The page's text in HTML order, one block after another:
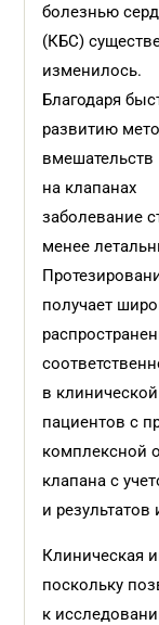
болезнью
(КБС)
изменилось.
Благодаря
развитию
вмешательств
на клапанах
заболевание
менее
получает
в
пациентов с
комплексной
клапана с
и
Клиническая
поскольку
к